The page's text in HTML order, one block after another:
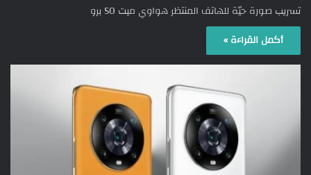
تسريب صورة حيّة للهاتف المنتظر هواوي ميت 50 برو
أكمل القراءة »